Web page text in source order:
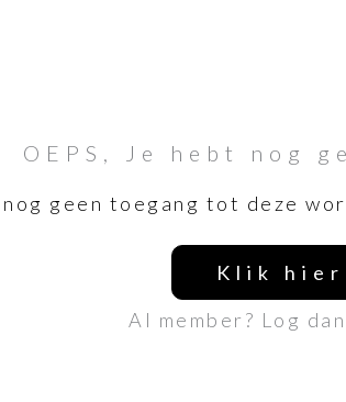
OEPS, Je hebt nog
geen toegang tot deze
Klik hier
Al member? Log dan